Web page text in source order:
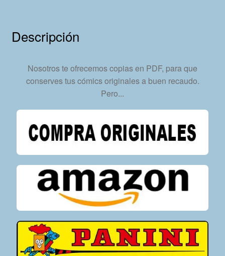
Descripción
Nosotros te ofrecemos copias en PDF, para que
conserves tus cómics originales a buen recaudo.
Pero...